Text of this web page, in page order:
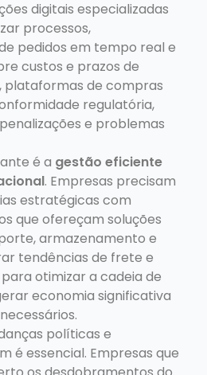
digitais especializadas
processos,
pedidos em tempo real e
custos e prazos de
plataformas de compras
regulatória,
e problemas
é a gestão eficiente
. Empresas precisam
estratégicas com
que ofereçam soluções
armazenamento e
tendências de frete e
otimizar a cadeia de
economia significativa
políticas e
é essencial. Empresas que